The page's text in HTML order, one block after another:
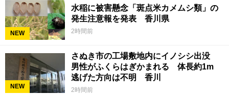
NEW
水稲に被害懸念「斑点米カメムシ類」の
発生注意報を発表 香川県
2時間前
NEW
さぬき市の工場敷地内にイノシシ出没
男性がふくらはぎかまれる 体長約1m
逃げた方向は不明 香川
2時間前